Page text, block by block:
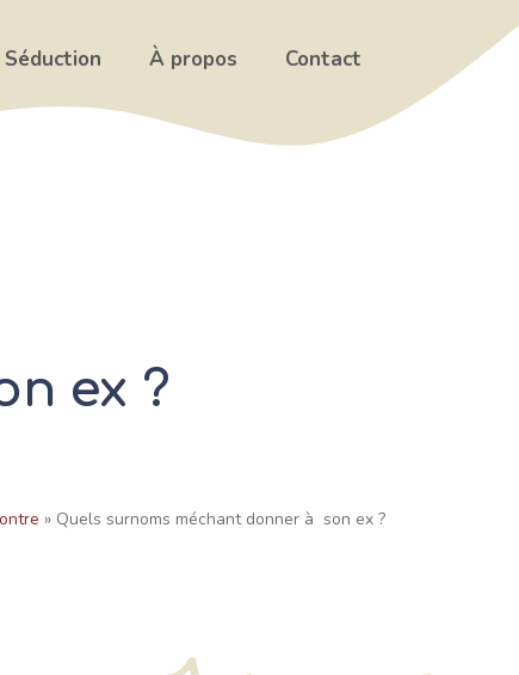
Séduction À propos Contact
ex ?
» Quels surnoms méchant donner à son ex ?